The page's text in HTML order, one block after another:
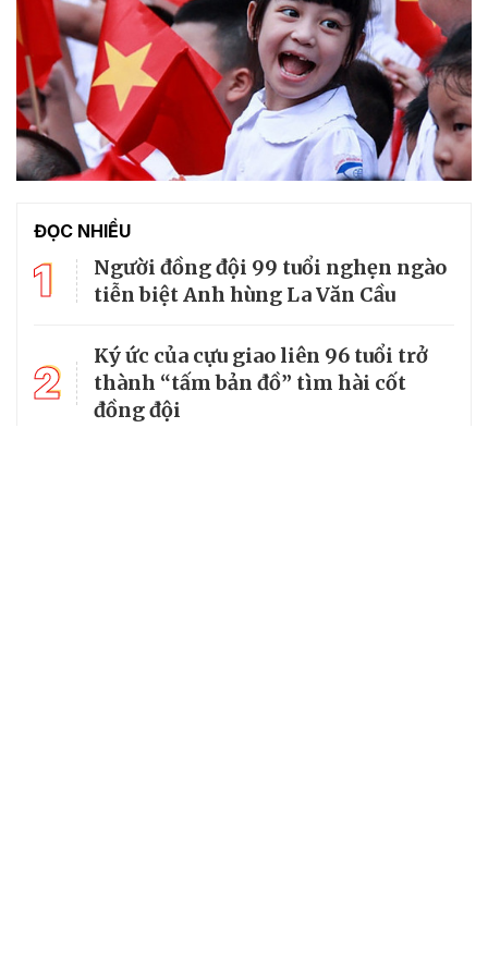
ĐỌC NHIỀU
1
Người đồng đội 99 tuổi nghẹn ngào
tiễn biệt Anh hùng La Văn Cầu
2
Ký ức của cựu giao liên 96 tuổi trở
thành “tấm bản đồ” tìm hài cốt
đồng đội